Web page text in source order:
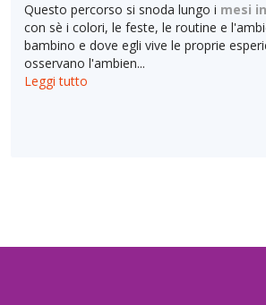
Questo percorso si snoda lungo i mesi
con sè i colori, le feste, le routine e
bambino e dove egli vive le proprie
osservano l'ambien...
Leggi tutto